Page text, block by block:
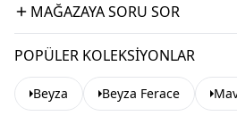
MAĞAZAYA SORU SOR
POPÜLER KOLEKSIYONLAR
Beyza Beyza Ferace